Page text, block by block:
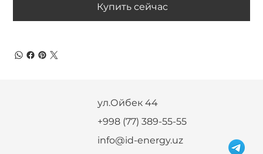
Купить сейчас
ул.Ойбек 44
+998 (77) 389-55-55
info@id-energy.uz